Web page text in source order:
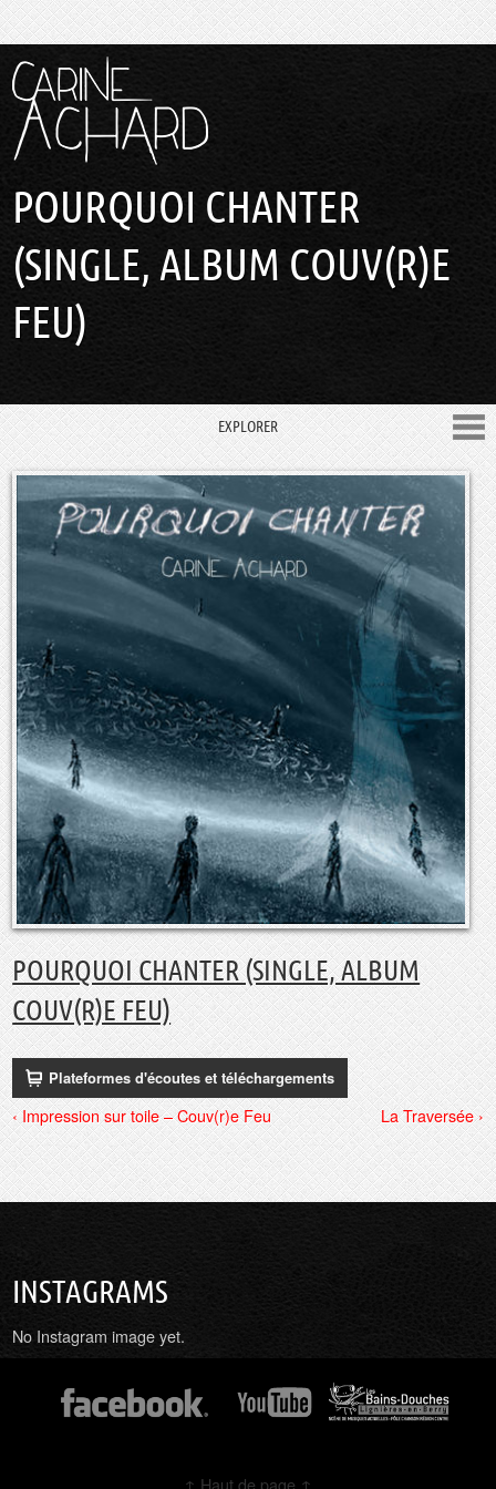
POURQUOI CHANTER
(SINGLE, ALBUM COUV(R)E
FEU)
EXPLORER
POURQUOI CHANTER (SINGLE, ALBUM
COUV(R)E FEU)
Plateformes d'écoutes et téléchargements
‹ Impression sur toile – Couv(r)e Feu La Traversée ›
INSTAGRAMS
No Instagram image yet.
↑ Haut de page ↑